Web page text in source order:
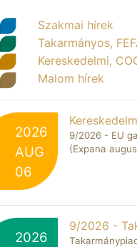
Tovább
Szakmai hírek
Takarmányos,
Kereskedelmi,
Malom hírek
2026
AUG
06
9/2026 - EU
(Expana
2026
9/2026 -